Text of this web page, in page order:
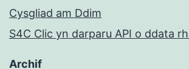
Cysgliad am Ddim
S4C Clic yn darparu API o ddata
Archif